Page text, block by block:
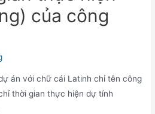
của công
án với chữ cái Latinh chỉ tên công
thời gian thực hiện dự tính